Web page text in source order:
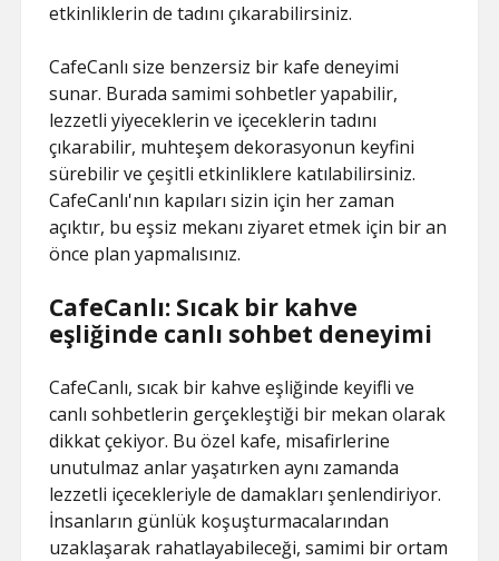
etkinliklerin de tadını çıkarabilirsiniz.
CafeCanlı size benzersiz bir kafe deneyimi
sunar. Burada samimi sohbetler yapabilir,
lezzetli yiyeceklerin ve içeceklerin tadını
çıkarabilir, muhteşem dekorasyonun keyfini
sürebilir ve çeşitli etkinliklere katılabilirsiniz.
CafeCanlı'nın kapıları sizin için her zaman
açıktır, bu eşsiz mekanı ziyaret etmek için bir an
önce plan yapmalısınız.
CafeCanlı: Sıcak bir kahve
eşliğinde canlı sohbet deneyimi
CafeCanlı, sıcak bir kahve eşliğinde keyifli ve
canlı sohbetlerin gerçekleştiği bir mekan olarak
dikkat çekiyor. Bu özel kafe, misafirlerine
unutulmaz anlar yaşatırken aynı zamanda
lezzetli içecekleriyle de damakları şenlendiriyor.
İnsanların günlük koşuşturmacalarından
uzaklaşarak rahatlayabileceği, samimi bir ortam